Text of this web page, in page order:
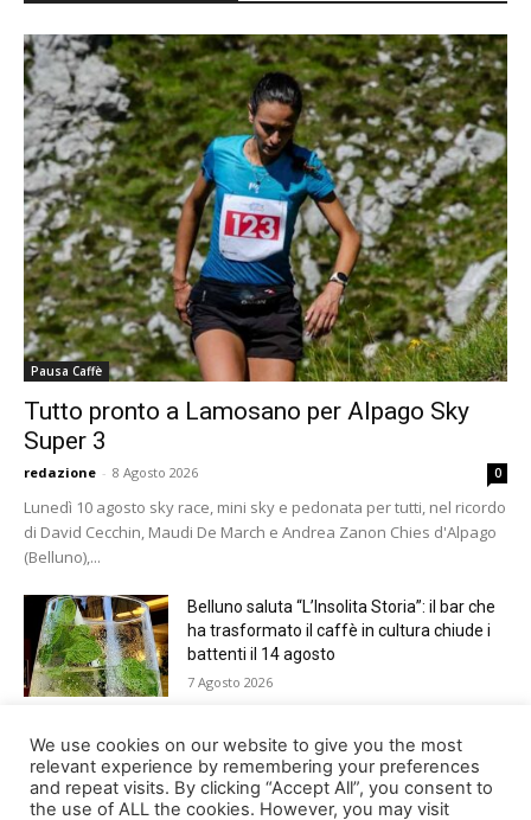
Pausa Caffè
Tutto pronto a Lamosano per Alpago Sky
Super 3
redazione - 8 Agosto 2026 0
Lunedì 10 agosto sky race, mini sky e pedonata per tutti, nel ricordo
di David Cecchin, Maudi De March e Andrea Zanon Chies d'Alpago
(Belluno),...
Belluno saluta “L’Insolita Storia”: il bar che
ha trasformato il caffè in cultura chiude i
battenti il 14 agosto
7 Agosto 2026
Giro del Lago di Santa Croce 2026.
Appuntamento domenica 16 agosto
7 Agosto 2026
We use cookies on our website to give you the most
relevant experience by remembering your preferences
and repeat visits. By clicking “Accept All”, you consent to
the use of ALL the cookies. However, you may visit